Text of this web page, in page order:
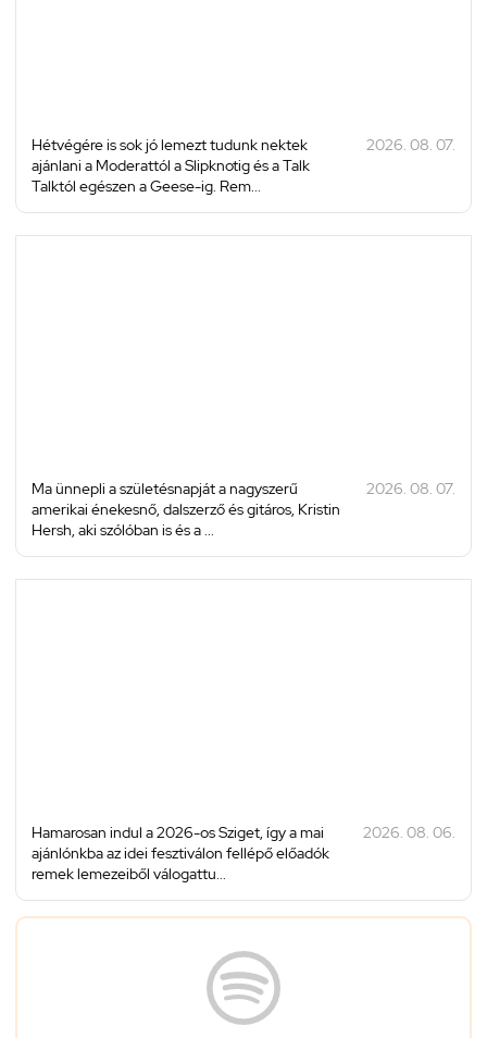
Hétvégére is sok jó lemezt tudunk nektek
ajánlani a Moderattól a Slipknotig és a Talk
Talktól egészen a Geese-ig. Rem...
2026. 08. 07.
Ma ünnepli a születésnapját a nagyszerű
amerikai énekesnő, dalszerző és gitáros, Kristin
Hersh, aki szólóban is és a ...
2026. 08. 07.
Hamarosan indul a 2026-os Sziget, így a mai
ajánlónkba az idei fesztiválon fellépő előadók
remek lemezeiből válogattu...
2026. 08. 06.